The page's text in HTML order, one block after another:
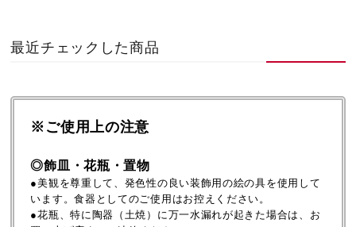
最近チェックした商品
※ご使用上の注意
◎飾皿・花瓶・置物
●美観を尊重して、発色性の良い装飾用の絵の具を使用して
います。食器としてのご使用はお控えください。
●花瓶、特に陶器（土焼）に万一水漏れが起きた場合は、お